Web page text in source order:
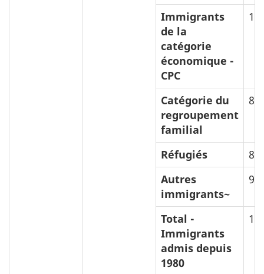
Immigrants
de la
catégorie
économique -
CPC
Catégorie du
regroupement
familial
Réfugiés
Autres
immigrants~
Total -
Immigrants
admis depuis
1980